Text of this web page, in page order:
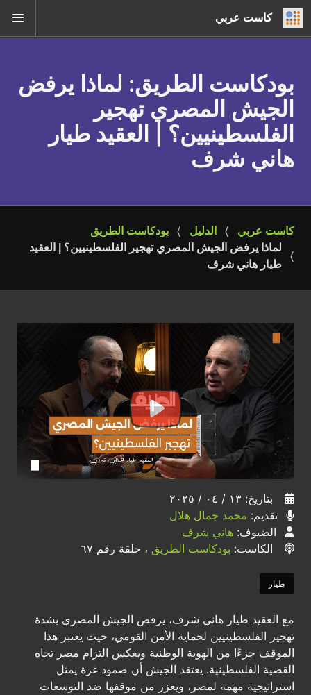
كاست عربي
بودكاست الطريق: لماذا يرفض
الجيش المصري تهجير
الفلسطينيين؟ | العقيد طيار
هاني شرف
كاست عربي الدليل
بودكاست الطريق
لماذا يرفض الجيش المصري تهجير الفلسطينيين؟ | العقيد
طيار هاني شرف
بتاريخ: ١٣ / ٠٤ / ٢٠٢٥
تقديم: محمد جمال هلال
الضيوف: هاني شرف
الكاست: بودكاست الطريق ، حلقة رقم ٦٧
طيار
مع العقيد طيار هاني شرف، يرفض الجيش المصري بشدة
تهجير الفلسطينيين لحماية الأمن القومي، حيث يعتبر هذا
الموقف جزءًا من الهوية الوطنية ويعكس التزام مصر تجاه
القضية الفلسطينية. يعتقد الجيش أن صمود غزة يمثل
استراتيجية مهمة لمصر، ويعزز من موقفها ضد التوسعات